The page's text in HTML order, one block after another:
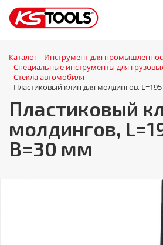
Каталог - Инструмент для
- Специальные инструменты для
- Стекла автомобиля
- Пластиковый клин для молдингов,
Пластиковый
молдингов,
B=30 мм